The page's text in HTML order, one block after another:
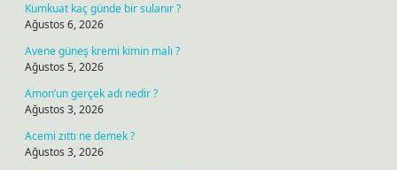
Kumkuat kaç günde bir sulanır ?
Ağustos 6, 2026
Avene güneş kremi kimin malı ?
Ağustos 5, 2026
Amon’un gerçek adı nedir ?
Ağustos 3, 2026
Acemi zıttı ne demek ?
Ağustos 3, 2026